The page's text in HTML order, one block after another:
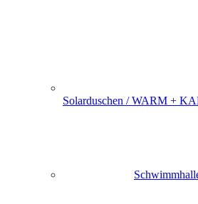
Solarduschen / WARM +